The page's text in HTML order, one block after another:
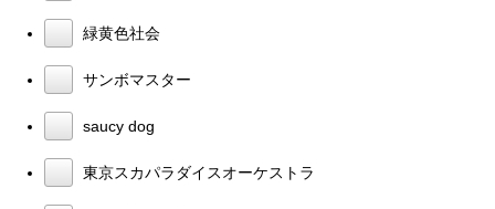
緑黄色社会
サンボマスター
saucy dog
東京スカパラダイスオーケストラ